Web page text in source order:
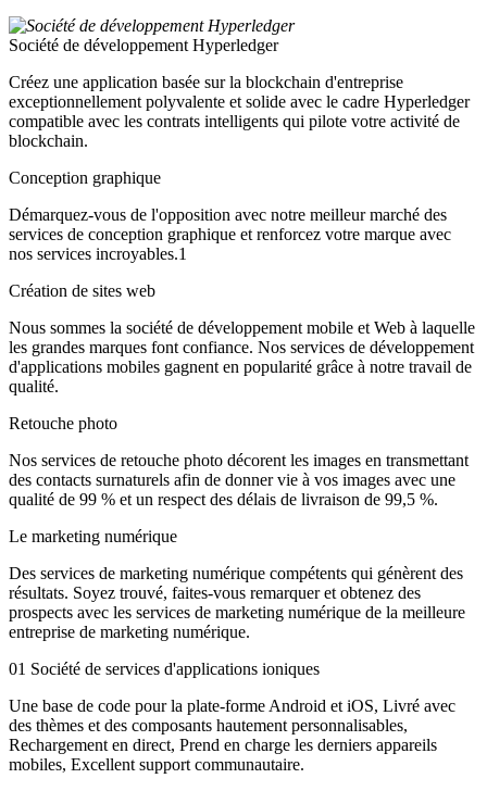
Société de développement Hyperledger
Créez une application basée sur la blockchain d'entreprise
exceptionnellement polyvalente et solide avec le cadre Hyperledger
compatible avec les contrats intelligents qui pilote votre activité de
blockchain.
Conception graphique
Démarquez-vous de l'opposition avec notre meilleur marché des
services de conception graphique et renforcez votre marque avec
nos services incroyables.1
Création de sites web
Nous sommes la société de développement mobile et Web à laquelle
les grandes marques font confiance. Nos services de développement
d'applications mobiles gagnent en popularité grâce à notre travail de
qualité.
Retouche photo
Nos services de retouche photo décorent les images en transmettant
des contacts surnaturels afin de donner vie à vos images avec une
qualité de 99 % et un respect des délais de livraison de 99,5 %.
Le marketing numérique
Des services de marketing numérique compétents qui génèrent des
résultats. Soyez trouvé, faites-vous remarquer et obtenez des
prospects avec les services de marketing numérique de la meilleure
entreprise de marketing numérique.
01 Société de services d'applications ioniques
Une base de code pour la plate-forme Android et iOS, Livré avec
des thèmes et des composants hautement personnalisables,
Rechargement en direct, Prend en charge les derniers appareils
mobiles, Excellent support communautaire.